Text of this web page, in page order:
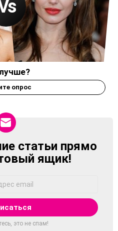
опрос
статьи прямо
ящик!
это не спам!